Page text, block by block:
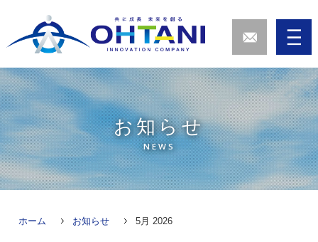
お知らせ
NEWS
ホーム お知らせ 5月 2026